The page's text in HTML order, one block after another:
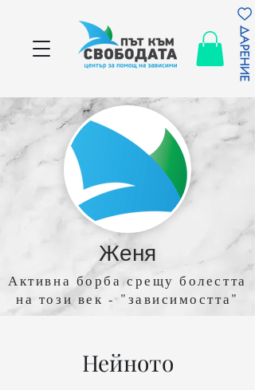
Женя
Активна борба срещу болестта
на този век - "зависимостта"
Нейното